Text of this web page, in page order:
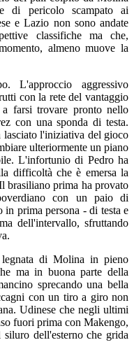
di pericolo scampato ai
e Lazio non sono andate
classifiche ma che,
almeno muove la
L'approccio aggressivo
con la rete del vantaggio
farsi trovare pronto nello
con una sponda di testa.
l'iniziativa del gioco
ulteriormente un piano
L'infortunio di Pedro ha
difficoltà che è emersa la
brasiliano prima ha provato
con un paio di
in prima persona - di testa e
dell'intervallo, sfruttando
di Molina in pieno
ma in buona parte della
sprecando una bella
con un tiro a giro non
Udinese che negli ultimi
fuori prima con Makengo,
dell'esterno che grida